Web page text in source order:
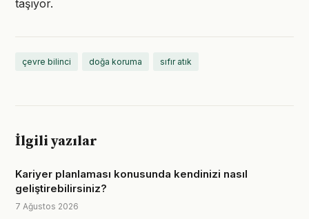
taşıyor.
çevre bilinci doğa koruma sıfır atık
İlgili yazılar
Kariyer planlaması konusunda kendinizi nasıl
geliştirebilirsiniz?
7 Ağustos 2026